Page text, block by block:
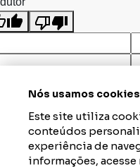
Nós usamos cookies
Este site utiliza
conteúdos
experiência de
informações, acesse